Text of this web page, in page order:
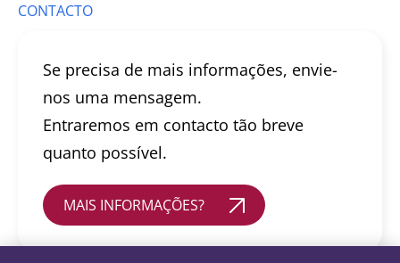
CONTACTO
Se precisa de mais informações, envie-
nos uma mensagem.
Entraremos em contacto tão breve
quanto possível.
MAIS INFORMAÇÕES?